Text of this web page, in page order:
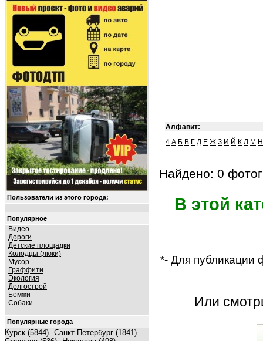
Пользователи из этого города:
Популярное
Видео
Дороги
Детские площадки
Колодцы (люки)
Мусор
Граффити
Экология
Долгострой
Бомжи
Собаки
Популярные города
Курск (5844) Санкт-Петербург (1841)
Алфавит:
4 А Б В Г Д Е Ж З И Й К Л М Н
Найдено: 0
В этой
*- Для публикации
Или